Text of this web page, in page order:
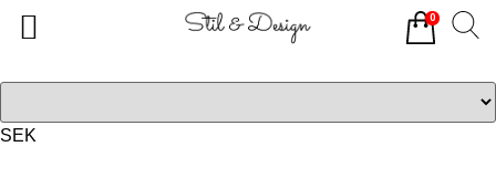
SEK
0
Alla produkter
Om oss